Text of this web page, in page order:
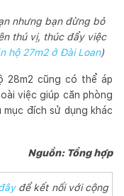
nhưng bạn đừng bỏ
thú vị, thúc đẩy việc
hộ 27m2 ở Đài Loan)
28m2 cũng có thể áp
việc giúp căn phòng
đích sử dụng khác
Nguồn: Tổng hợp
để kết nối với cộng